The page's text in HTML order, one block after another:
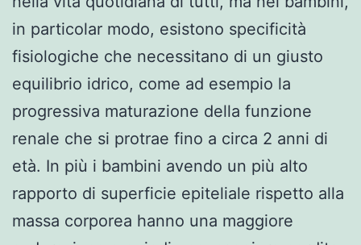
in particolar modo, esistono specificità
fisiologiche che necessitano di un giusto
equilibrio idrico, come ad esempio la
progressiva maturazione della funzione
renale che si protrae fino a circa 2 anni di
età. In più i bambini avendo un più alto
rapporto di superficie epiteliale rispetto alla
massa corporea hanno una maggiore